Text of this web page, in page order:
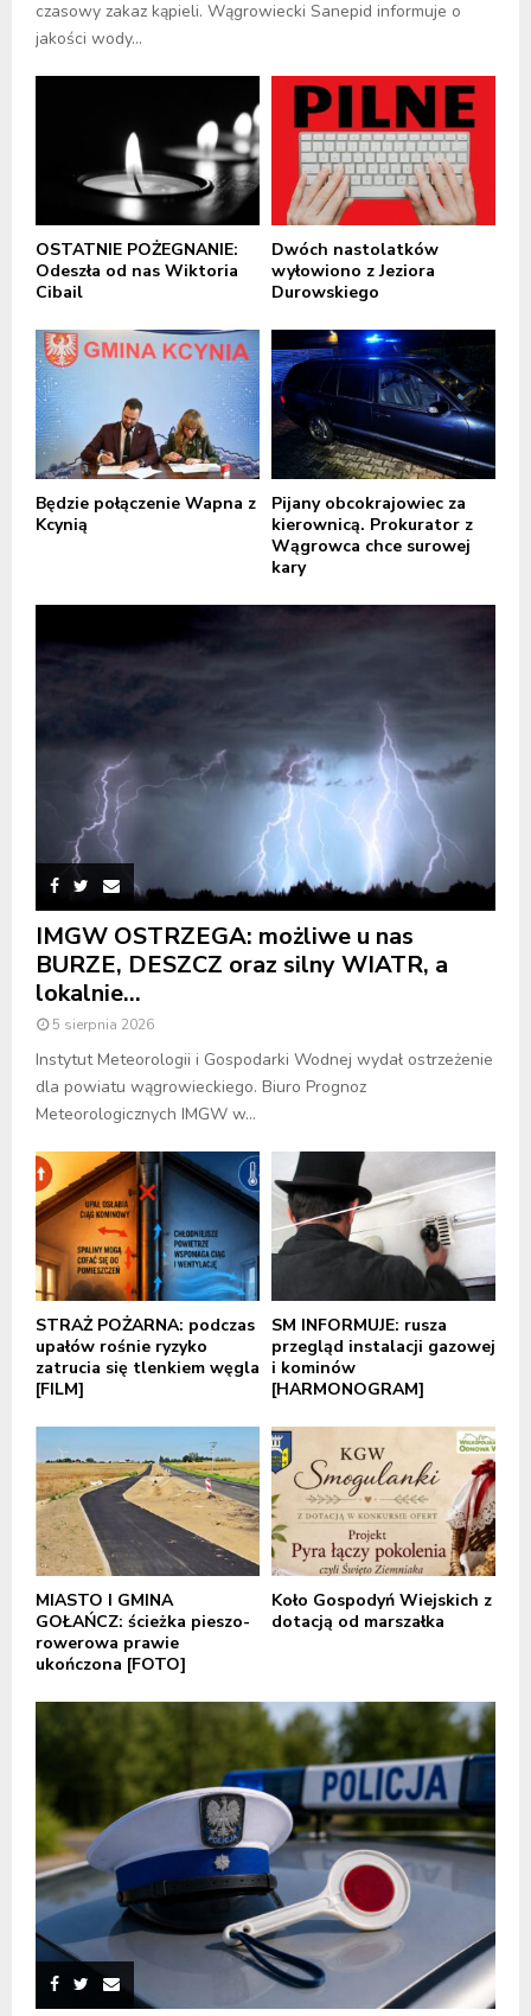
czasowy zakaz kąpieli. Wągrowiecki Sanepid informuje o
jakości wody...
OSTATNIE POŻEGNANIE:
Odeszła od nas Wiktoria
Cibail
Dwóch nastolatków
wyłowiono z Jeziora
Durowskiego
Będzie połączenie Wapna z
Kcynią
Pijany obcokrajowiec za
kierownicą. Prokurator z
Wągrowca chce surowej
kary
IMGW OSTRZEGA: możliwe u nas
BURZE, DESZCZ oraz silny WIATR, a
lokalnie...
5 sierpnia 2026
Instytut Meteorologii i Gospodarki Wodnej wydał ostrzeżenie
dla powiatu wągrowieckiego. Biuro Prognoz
Meteorologicznych IMGW w...
STRAŻ POŻARNA: podczas
upałów rośnie ryzyko
zatrucia się tlenkiem węgla
[FILM]
SM INFORMUJE: rusza
przegląd instalacji gazowej
i kominów
[HARMONOGRAM]
MIASTO I GMINA
GOŁAŃCZ: ścieżka pieszo-
rowerowa prawie
ukończona [FOTO]
Koło Gospodyń Wiejskich z
dotacją od marszałka